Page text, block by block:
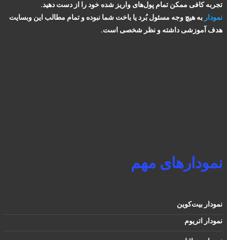
تجربه کافی ممکن تمام پول‌های واریز شده خود را از دست دهید.
نمودار به هیچ وجه مسئول بُرد یا باخت شما نبوده و تمام مطالب این وبسایت
هدف آموزشی داشته و نظر شخصی است.
نمودارهای مهم
نمودار بیت‌کوین
نمودار اتریوم